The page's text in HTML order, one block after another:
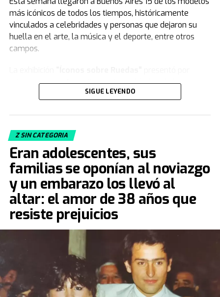
más icónicos de todos los tiempos, históricamente
vinculados a celebridades y personas que dejaron su
huella en el arte, la música y el deporte, entre otros
campos.
primera vez en Argentina varios vehículos de la
Jorge Yarur, creador de la
Santiago de Chile.
Acacia Echazarreta
Curaduría de la institución, le contó aTNde qué trata la
muestra. “Nuestra colección, con sus 19.000 piezas de
vestuario y accesorios, buscacongelar el tiempo.
Tratamos de retratar distintos estilos, artes decorativas,
el aspecto deportivo... de cómo la gente vestía para
jugar fútbol, con camisetas y botines, entre otras
prendas y objetos que se vinculan al deporte. En este
caso, además, tenemos el auto de
un
Ferrari Testarossa negro
La Ferrari negra de Diego Maradona, por
primera vez en la Argentina
SIGUE LEYENDO
Z SIN CATEGORIA
Eran adolescentes, sus
familias se oponían al noviazgo
y un embarazo los llevó al
altar: el amor de 38 años que
resiste prejuicios